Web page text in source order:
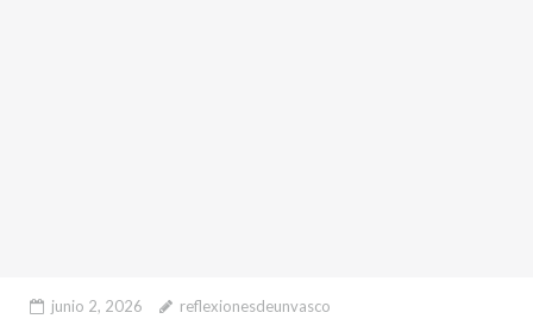
junio 2, 2026
reflexionesdeunvasco